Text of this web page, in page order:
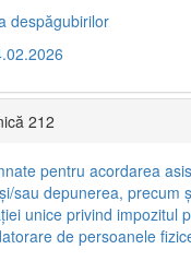
despăgubirilor
212
pentru acordarea
sau depunerea, precum
unice privind impozitul
de persoanele